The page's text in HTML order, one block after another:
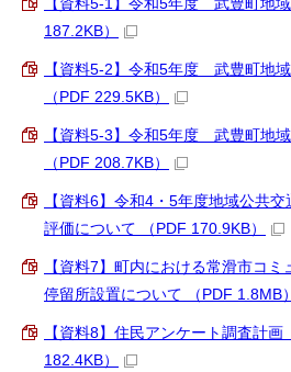
187.2KB）
【資料5-2】令和5年度 武豊町地
（PDF 229.5KB）
【資料5-3】令和5年度 武豊町地
（PDF 208.7KB）
【資料6】令和4・5年度地域公共
評価について （PDF 170.9KB）
【資料7】町内における常滑市コミ
停留所設置について （PDF 1.8MB）
【資料8】住民アンケート調査計
182.4KB）